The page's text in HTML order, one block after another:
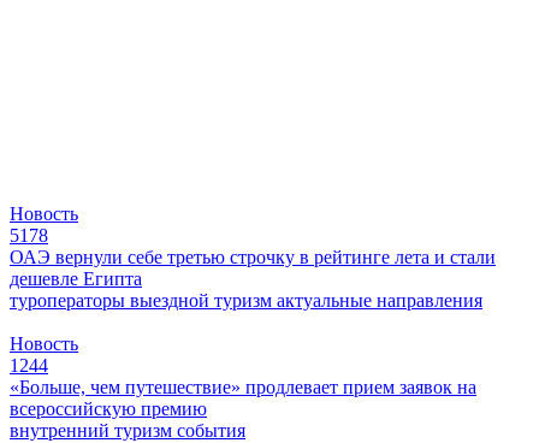
Новость
5178
ОАЭ вернули себе третью строчку в рейтинге лета и стали
дешевле Египта
туроператоры выездной туризм актуальные направления
Новость
1244
«Больше, чем путешествие» продлевает прием заявок на
всероссийскую премию
внутренний туризм события